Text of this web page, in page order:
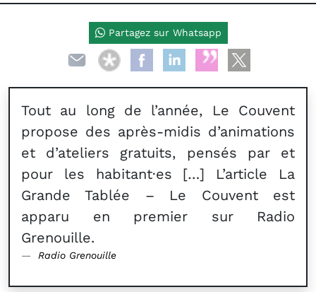
Tout au long de l’année, Le Couvent
propose des après-midis d’animations
et d’ateliers gratuits, pensés par et
pour les habitant·es […] L’article La
Grande Tablée – Le Couvent est
apparu en premier sur Radio
Grenouille.
Radio Grenouille
Partagez sur Whatsapp